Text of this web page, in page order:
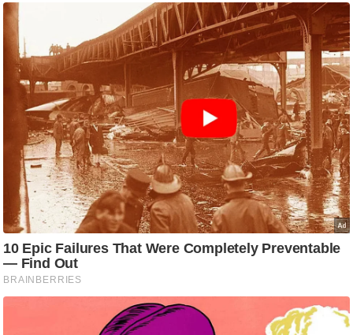
N
e
w
s
ला
फ
स्टा
इ
ल
टे
क्नॉ
लॉ
जी